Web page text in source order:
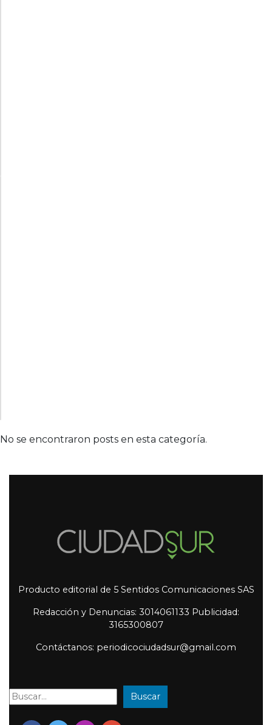
No se encontraron posts en esta categoría.
Producto editorial de 5 Sentidos Comunicaciones SAS
Redacción y Denuncias: 3014061133 Publicidad:
3165300807
Contáctanos: periodicociudadsur@gmail.com
Buscar: Buscar